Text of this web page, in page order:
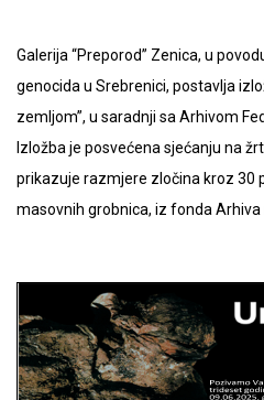
Galerija “Preporod” Zenica, u
genocida u Srebrenici, postavlja
zemljom”, u saradnji sa Arhivom
Izložba je posvećena sjećanju na
prikazuje razmjere zločina kroz 30
masovnih grobnica, iz fonda Arhiva